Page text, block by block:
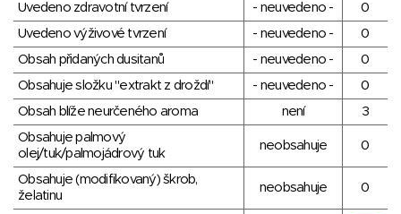
Uvedeno zdravotní tvrzení
- neuvedeno -
0
Uvedeno výživové tvrzení
- neuvedeno -
0
Obsah přidaných dusitanů
- neuvedeno -
0
Obsahuje složku "extrakt z droždí"
- neuvedeno -
0
Obsah blíže neurčeného aroma
není
3
Obsahuje palmový
olej/tuk/palmojádrový tuk
neobsahuje 0
Obsahuje (modifikovaný) škrob,
želatinu
neobsahuje 0